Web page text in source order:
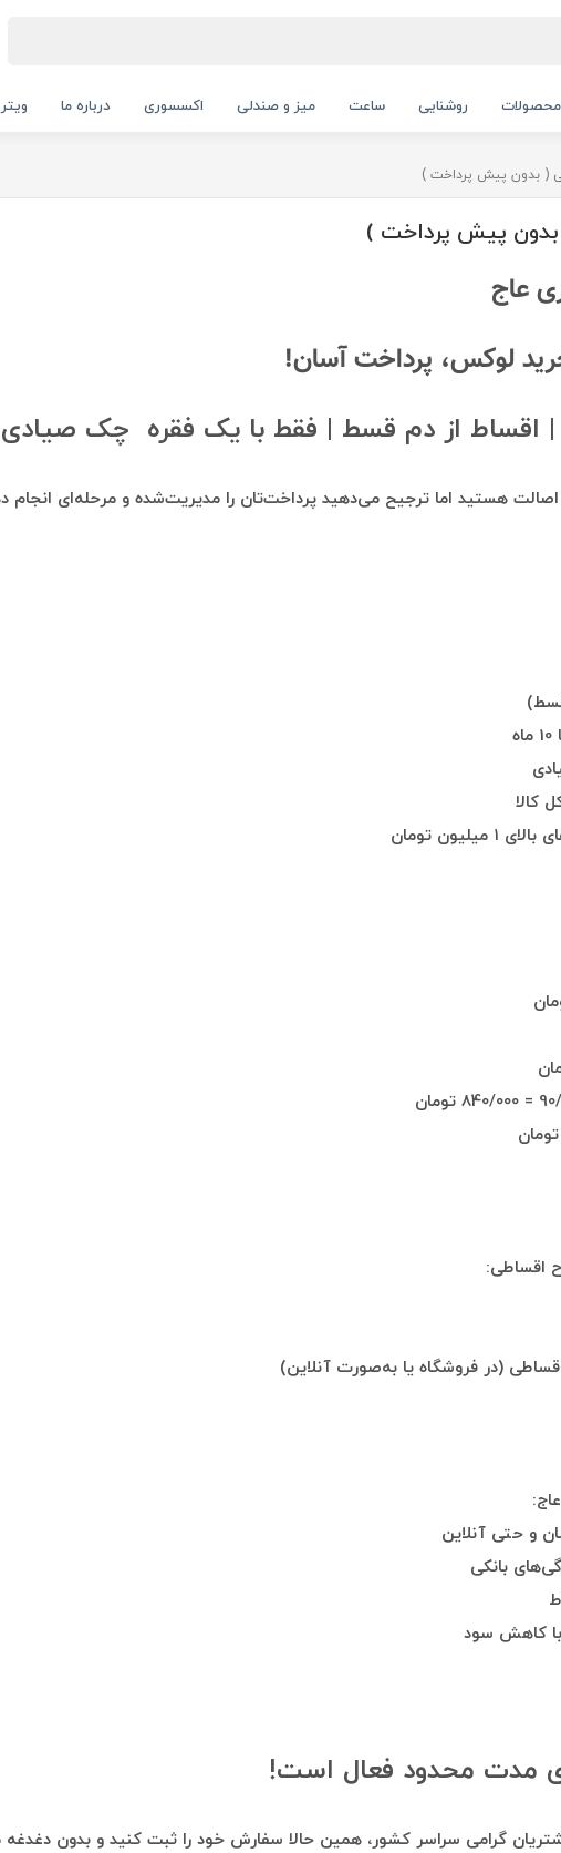
محصولات روشنایی ساعت میز و صندلی اکسسوری درباره ما
( بدون پیش پرداخت )
بدون پیش پرداخت )
عاج
لوکس، پرداخت آسان!
اقساط از دم قسط | فقط با یک فقره چک صیادی
اصالت هستید اما ترجیح می‌دهید پرداخت‌تان را مدیریت‌شده و مرحله‌ای انجام
تومان
اقساطی:
(در فروشگاه یا به‌صورت آنلاین)
و حتی آنلاین
بانکی
با کاهش سود
مدت محدود فعال است!
گرامی سراسر کشور، همین حالا سفارش خود را ثبت کنید و بدون دغدغه